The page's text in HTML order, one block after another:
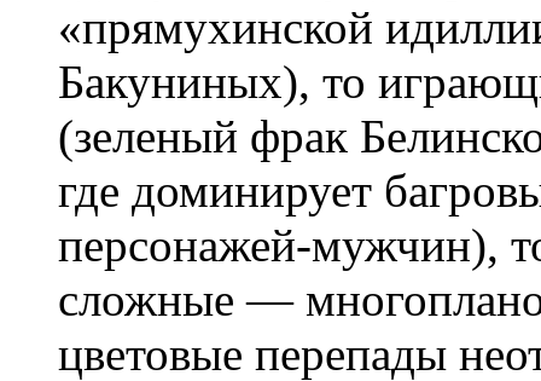
«прямухинской
Бакуниных), то
(зеленый фрак
где доминирует
персонажей-мужчин),
сложные —
цветовые перепады